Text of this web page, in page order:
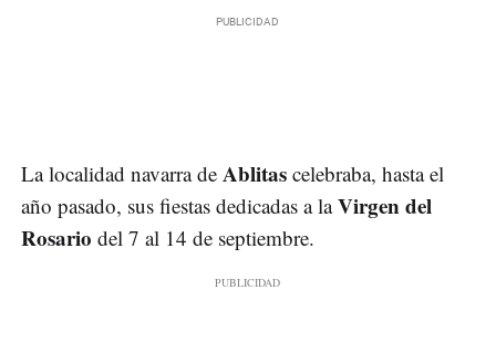
La localidad navarra de Ablitas celebraba, hasta el
año pasado, sus fiestas dedicadas a laVirgen del
Rosario del 7 al 14 de septiembre.